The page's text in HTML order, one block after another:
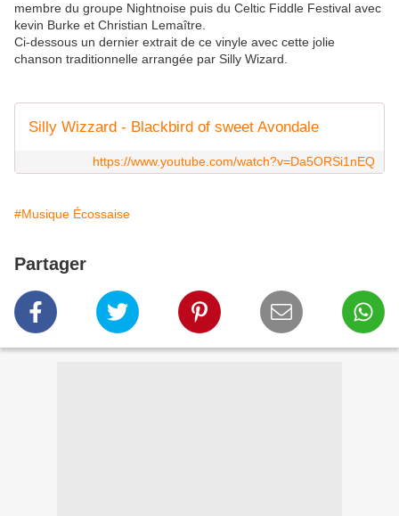
membre du groupe Nightnoise puis du Celtic Fiddle Festival avec
kevin Burke et Christian Lemaître.
Ci-dessous un dernier extrait de ce vinyle avec cette jolie
chanson traditionnelle arrangée par Silly Wizard.
Silly Wizzard - Blackbird of sweet Avondale
https://www.youtube.com/watch?v=Da5ORSi1nEQ
#Musique Écossaise
Partager